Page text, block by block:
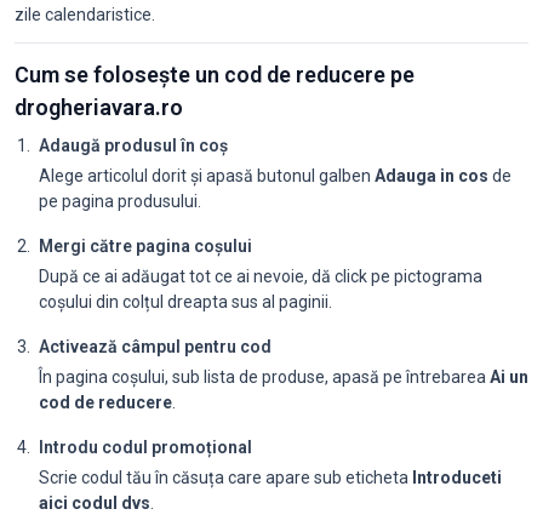
zile calendaristice.
Cum se folosește un cod de reducere pe
drogheriavara.ro
Adaugă produsul în coș
Alege articolul dorit și apasă butonul galben Adauga in cos de
pe pagina produsului.
Mergi către pagina coșului
După ce ai adăugat tot ce ai nevoie, dă click pe pictograma
coșului din colțul dreapta sus al paginii.
Activează câmpul pentru cod
În pagina coșului, sub lista de produse, apasă pe întrebarea Ai un
cod de reducere
Introdu codul promoțional
Scrie codul tău în căsuța care apare sub eticheta Introduceti
aici codul dvs